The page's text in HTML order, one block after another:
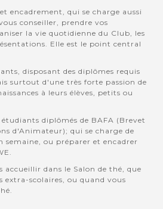
encadrement, qui se charge aussi
conseiller, prendre vos
la vie quotidienne du Club, les
Elle est le point central
disposant des diplômes requis
surtout d'une très forte passion de
à leurs élèves, petits ou
diplômés de BAFA (Brevet
d'Animateur); qui se charge de
semaine, ou préparer et encadrer
accueillir dans le Salon de thé, que
extra-scolaires, ou quand vous